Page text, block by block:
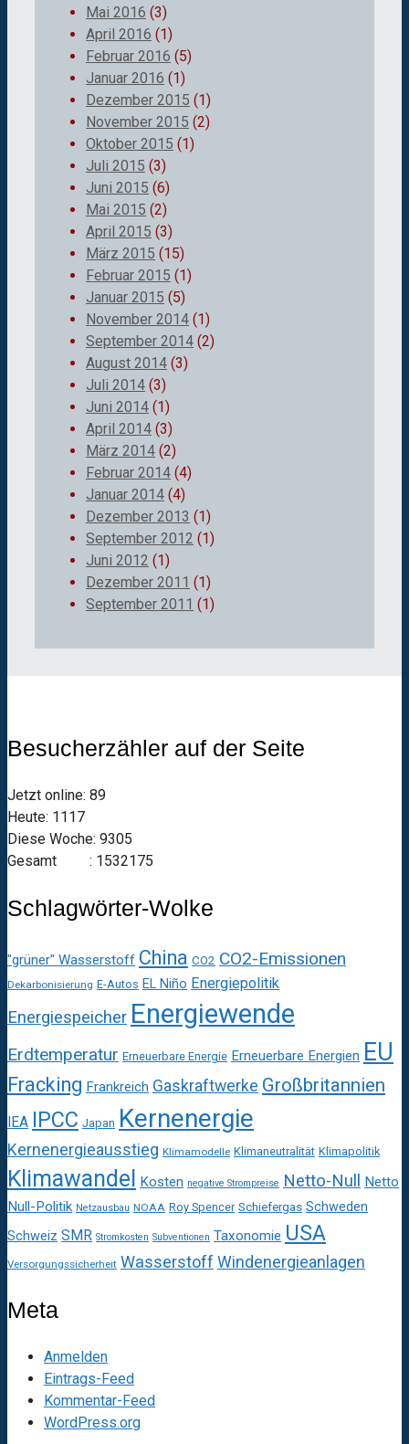
Mai 2016 (3)
April 2016 (1)
Februar 2016 (5)
Januar 2016 (1)
Dezember 2015 (1)
November 2015 (2)
Oktober 2015 (1)
Juli 2015 (3)
Juni 2015 (6)
Mai 2015 (2)
April 2015 (3)
März 2015 (15)
Februar 2015 (1)
Januar 2015 (5)
November 2014 (1)
September 2014 (2)
August 2014 (3)
Juli 2014 (3)
Juni 2014 (1)
April 2014 (3)
März 2014 (2)
Februar 2014 (4)
Januar 2014 (4)
Dezember 2013 (1)
September 2012 (1)
Juni 2012 (1)
Dezember 2011 (1)
September 2011 (1)
Besucherzähler auf der Seite
Jetzt online: 89
Heute: 1117
Diese Woche: 9305
Gesamt : 1532175
Schlagwörter-Wolke
"grüner" Wasserstoff China CO2 CO2-Emissionen
Dekarbonisierung E-Autos EL Niño Energiepolitik
Energiespeicher Energiewende
Erdtemperatur Erneuerbare Energie Erneuerbare Energien EU
Fracking Frankreich Gaskraftwerke Großbritannien
IEA IPCC Japan Kernenergie
Kernenergieausstieg Klimamodelle Klimaneutralität Klimapolitik
Klimawandel Kosten negative Strompreise Netto-Null
Netto
Null-Politik Netzausbau NOAA Roy Spencer Schiefergas Schweden
Schweiz SMR Stromkosten Subventionen Taxonomie USA
Versorgungssicherheit Wasserstoff Windenergieanlagen
Meta
Anmelden
Eintrags-Feed
Kommentar-Feed
WordPress.org